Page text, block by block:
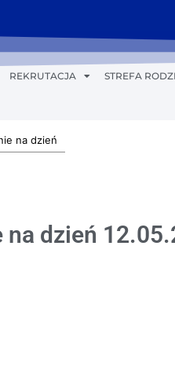
REKRUTACJA STREFA
na dzień
dzień